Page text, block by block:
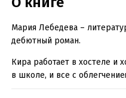
Мария Лебедева –
дебютный роман.
Кира работает в хостеле и
в школе, и все с